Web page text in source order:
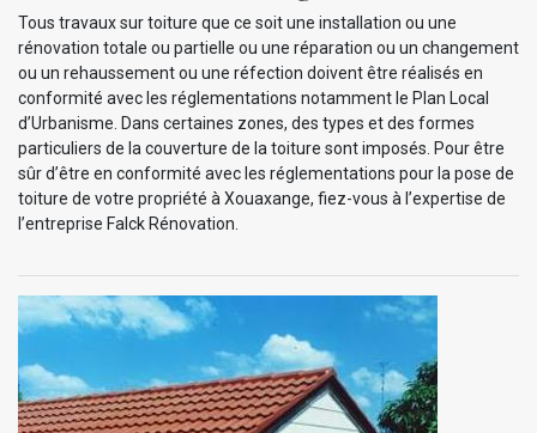
Tous travaux sur toiture que ce soit une installation ou une
rénovation totale ou partielle ou une réparation ou un changement
ou un rehaussement ou une réfection doivent être réalisés en
conformité avec les réglementations notamment le Plan Local
d’Urbanisme. Dans certaines zones, des types et des formes
particuliers de la couverture de la toiture sont imposés. Pour être
sûr d’être en conformité avec les réglementations pour la pose de
toiture de votre propriété à Xouaxange, fiez-vous à l’expertise de
l’entreprise Falck Rénovation.